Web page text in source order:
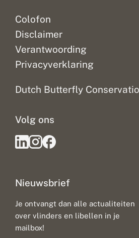
Colofon
Disclaimer
Verantwoording
Privacyverklaring
Dutch Butterfly
Nieuwsbrief
Je ontvangt dan alle actualiteiten
over vlinders en libellen in je
mailbox!
Volg ons